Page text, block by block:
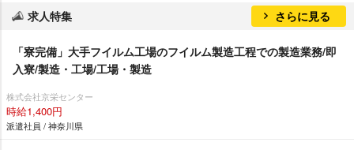
求人特集 さらに見る
「寮完備」大手フイルム工場のフイルム製造工程での製造業務/即
入寮/製造・工場/工場・製造
株式会社京栄センター
時給1,400円
派遣社員 / 神奈川県